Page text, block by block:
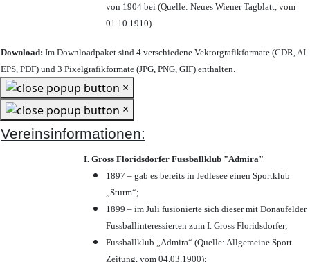
von 1904 bei (Quelle: Neues Wiener Tagblatt, vom
01.10.1910)
Download: Im Downloadpaket sind 4 verschiedene Vektorgrafikformate (CDR, AI
EPS, PDF) und 3 Pixelgrafikformate (JPG, PNG, GIF) enthalten.
×
×
Vereinsinformationen:
I. Gross Floridsdorfer Fussballklub "Admira"
1897 – gab es bereits in Jedlesee einen Sportklub
„Sturm“;
1899 – im Juli fusionierte sich dieser mit Donaufelder
Fussballinteressierten zum I. Gross Floridsdorfer;
Fussballklub „Admira“ (Quelle: Allgemeine Sport
Zeitung, vom 04.03.1900);